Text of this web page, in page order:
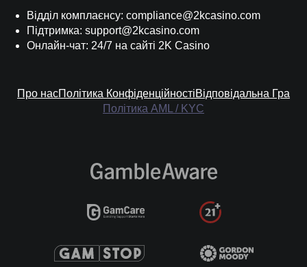
Відділ комплаєнсу:compliance@2kcasino.com
Підтримка:support@2kcasino.com
Онлайн-чат: 24/7 на сайті 2K Casino
Про насПолітика КонфіденційностіВідповідальна Гра
Політика AML / KYC